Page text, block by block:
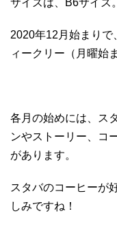
2020年12月始まりで
ィークリー（月曜始
各月の始めには、ス
ンやストーリー、コ
があります。
スタバのコーヒーが
しみですね！